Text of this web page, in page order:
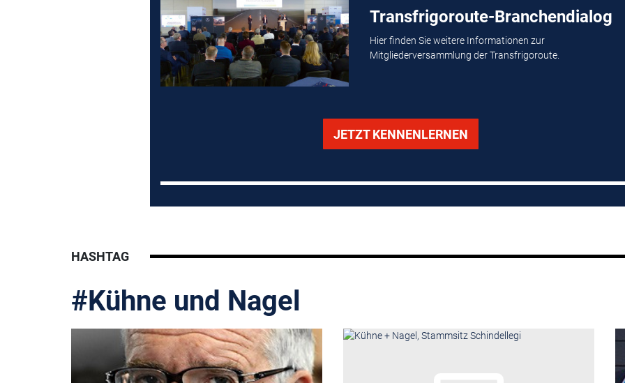
Transfrigoroute-Branchendialog
Hier finden Sie weitere Informationen zur
Mitgliederversammlung der Transfrigoroute.
JETZT KENNENLERNEN
HASHTAG
#Kühne und Nagel